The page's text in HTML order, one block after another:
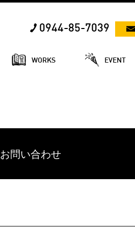
0944-85-7039
WORKS EVENT
お問い合わせ